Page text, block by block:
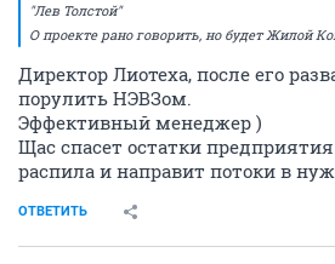
"Лев Толстой"
О проекте рано говорить, но будет Жилой
Директор Лиотеха, после его
порулить НЭВЗом.
Эффективный менеджер )
Щас спасет остатки
распила и направит потоки в
ОТВЕТИТЬ